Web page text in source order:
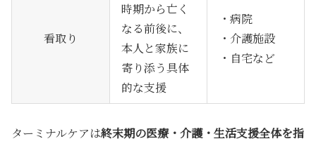
看取り
時期から亡く
なる前後に、
本人と家族に
寄り添う具体
的な支援
・病院
・介護施設
・自宅など
ターミナルケアは終末期の医療・介護・生活支援全体を指